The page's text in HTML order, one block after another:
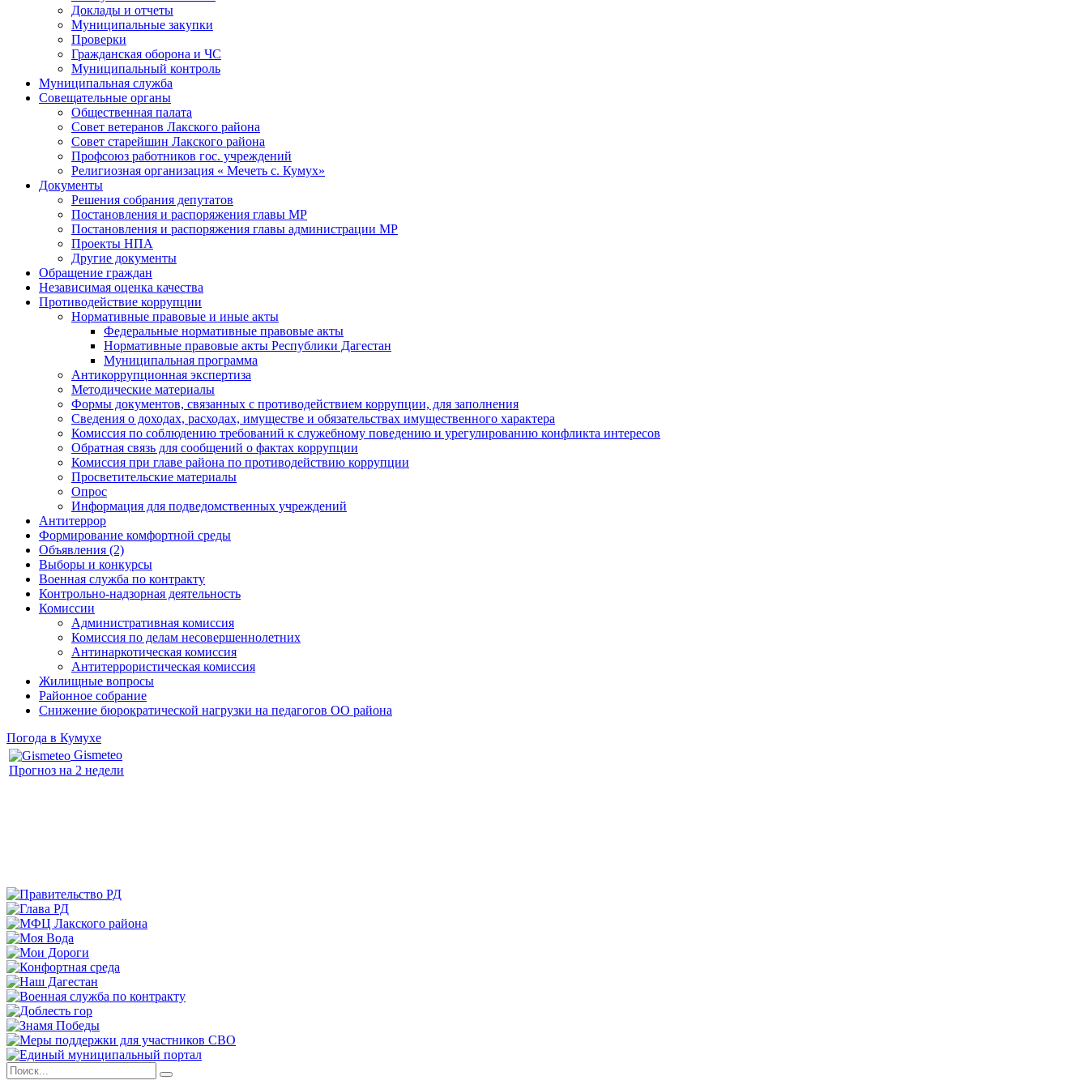
Доклады и отчеты
Муниципальные закупки
Проверки
Гражданская оборона и ЧС
Муниципальный контроль
Муниципальная служба
Совещательные органы
Общественная палата
Совет ветеранов Лакского района
Совет старейшин Лакского района
Профсоюз работников гос. учреждений
Религиозная организация « Мечеть с. Кумух»
Документы
Решения собрания депутатов
Постановления и распоряжения главы МР
Постановления и распоряжения главы администрации МР
Проекты НПА
Другие документы
Обращение граждан
Независимая оценка качества
Противодействие коррупции
Нормативные правовые и иные акты
Федеральные нормативные правовые акты
Нормативные правовые акты Республики Дагестан
Муниципальная программа
Антикоррупционная экспертиза
Методические материалы
Формы документов, связанных с противодействием коррупции, для заполнения
Сведения о доходах, расходах, имуществе и обязательствах имущественного характера
Комиссия по соблюдению требований к служебному поведению и урегулированию конфликта интересов
Обратная связь для сообщений о фактах коррупции
Комиссия при главе района по противодействию коррупции
Просветительские материалы
Опрос
Информация для подведомственных учреждений
Антитеррор
Формирование комфортной среды
Объявления (2)
Выборы и конкурсы
Военная служба по контракту
Контрольно-надзорная деятельность
Комиссии
Административная комиссия
Комиссия по делам несовершеннолетних
Антинаркотическая комиссия
Антитеррористическая комиссия
Жилищные вопросы
Районное собрание
Снижение бюрократической нагрузки на педагогов ОО района
Погода в Кумухе
Gismeteo
Прогноз на 2 недели